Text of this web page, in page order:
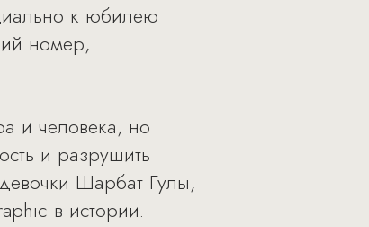
к юбилею
номер,
и человека, но
и разрушить
Шарбат Гулы,
в истории.